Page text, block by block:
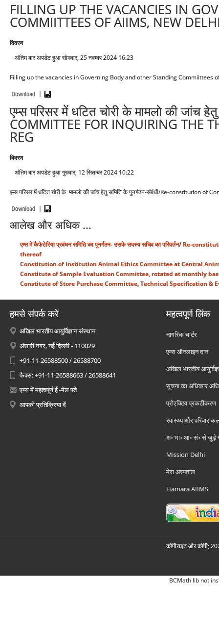
FILLING UP THE VACANCIES IN
COMMIITTEES OF AIIMS, NEW
विवरण
अंतिम बार अपडेट हुआ सोमवार, 25 नवम्बर 2024 16:23
Filling up the vacancies in Governing Body and other Standing Commiittees
एम्स परिसर में धटित चोरी के मामलो की जांच
COMMITTEE FOR INQUIRING THE
REG
विवरण
अंतिम बार अपडेट हुआ गुरुवार, 12 सितम्बर 2024 10:22
एम्स परिसर में धटित चोरी के मामलो की जांच हेतु समिति के पुनर्गठन-संबंधी/Re-
आलेख और अधिक ...
एम्स में कैफेटेरिया प्रबंधन समिति का पुनर्गठन- उसके सदस्य सचिव का परिवर्तन/
thereof
Constitution of Institution Animal Ethics Committee at Central
Constitute of Sample Evaluation Committee, rotated at monthly
Constitute of Store Purchase Committee, Technical Specification &
हमसे संपर्क करें
अखिल भारतीय आयुर्विज्ञान संस्थान
अंसारी नगर, नई दिल्ली - 110029
+91-11-26588500 / 26588700
फैक्स: +91-11-26588663 / 26588641
एम्स में महत्वपूर्ण ई -मेल पते
आपकी प्रतिक्रिया दें
महत्वपूर्ण लिंक
नागरिक चार्टर
एम्स ऑनलाइन दान
अखिल भारतीय
सूचना का अधिकार
प्रोएक्टिव प्रकटीकरण
स्वास्थ्य और परिवार
अ॰ भा॰ आ॰ सं॰ से जुड़े
Mission Delhi
मेरा अस्पताल
Hamara AIIMS
कॉपीराइट और कॉपी;
BCMath lib not